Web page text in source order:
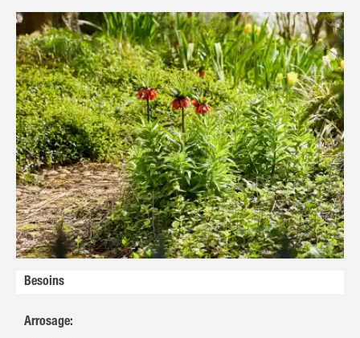
Thèmes
Service
Qui sommes-nous?
FR NL
Besoins
Arrosage: